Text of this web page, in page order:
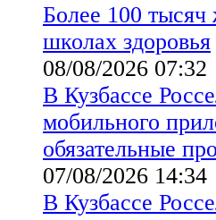
Более 100 тысяч
школах здоровья
08/08/2026 07:32
В Кузбассе
мобильного
обязательные
07/08/2026 14:34
В Кузбассе